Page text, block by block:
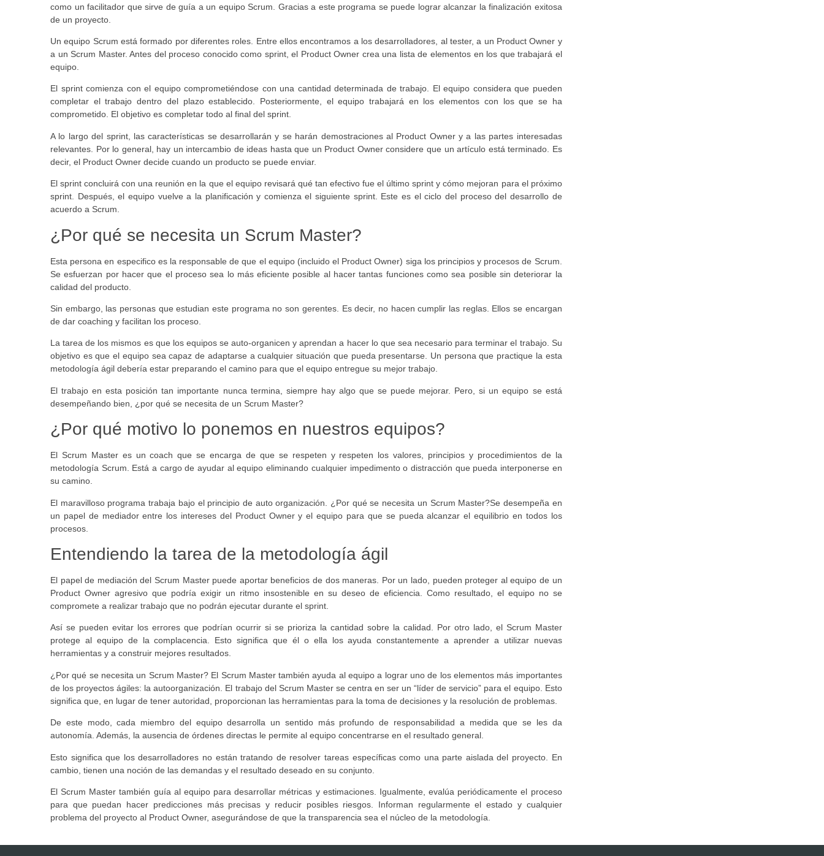
como un facilitador que sirve de guía a un equipo Scrum. Gracias a este programa se puede lograr alcanzar la finalización exitosa
de un proyecto.
Un equipo Scrum está formado por diferentes roles. Entre ellos encontramos a los desarrolladores, al tester, a un Product Owner y
a un Scrum Master. Antes del proceso conocido como sprint, el Product Owner crea una lista de elementos en los que trabajará el
equipo.
El sprint comienza con el equipo comprometiéndose con una cantidad determinada de trabajo. El equipo considera que pueden
completar el trabajo dentro del plazo establecido. Posteriormente, el equipo trabajará en los elementos con los que se ha
comprometido. El objetivo es completar todo al final del sprint.
A lo largo del sprint, las características se desarrollarán y se harán demostraciones al Product Owner y a las partes interesadas
relevantes. Por lo general, hay un intercambio de ideas hasta que un Product Owner considere que un artículo está terminado. Es
decir, el Product Owner decide cuando un producto se puede enviar.
El sprint concluirá con una reunión en la que el equipo revisará qué tan efectivo fue el último sprint y cómo mejoran para el próximo
sprint. Después, el equipo vuelve a la planificación y comienza el siguiente sprint. Este es el ciclo del proceso del desarrollo de
acuerdo a Scrum.
¿Por qué se necesita un Scrum Master?
Esta persona en especifico es la responsable de que el equipo (incluido el Product Owner) siga los principios y procesos de Scrum.
Se esfuerzan por hacer que el proceso sea lo más eficiente posible al hacer tantas funciones como sea posible sin deteriorar la
calidad del producto.
Sin embargo, las personas que estudian este programa no son gerentes. Es decir, no hacen cumplir las reglas. Ellos se encargan
de dar coaching y facilitan los proceso.
La tarea de los mismos es que los equipos se auto-organicen y aprendan a hacer lo que sea necesario para terminar el trabajo. Su
objetivo es que el equipo sea capaz de adaptarse a cualquier situación que pueda presentarse. Un persona que practique la esta
metodología ágil debería estar preparando el camino para que el equipo entregue su mejor trabajo.
El trabajo en esta posición tan importante nunca termina, siempre hay algo que se puede mejorar. Pero, si un equipo se está
desempeñando bien, ¿por qué se necesita de un Scrum Master?
¿Por qué motivo lo ponemos en nuestros equipos?
El Scrum Master es un coach que se encarga de que se respeten y respeten los valores, principios y procedimientos de la
metodología Scrum. Está a cargo de ayudar al equipo eliminando cualquier impedimento o distracción que pueda interponerse en
su camino.
El maravilloso programa trabaja bajo el principio de auto organización. ¿Por qué se necesita un Scrum Master?Se desempeña en
un papel de mediador entre los intereses del Product Owner y el equipo para que se pueda alcanzar el equilibrio en todos los
procesos.
Entendiendo la tarea de la metodología ágil
El papel de mediación del Scrum Master puede aportar beneficios de dos maneras. Por un lado, pueden proteger al equipo de un
Product Owner agresivo que podría exigir un ritmo insostenible en su deseo de eficiencia. Como resultado, el equipo no se
compromete a realizar trabajo que no podrán ejecutar durante el sprint.
Así se pueden evitar los errores que podrían ocurrir si se prioriza la cantidad sobre la calidad. Por otro lado, el Scrum Master
protege al equipo de la complacencia. Esto significa que él o ella los ayuda constantemente a aprender a utilizar nuevas
herramientas y a construir mejores resultados.
¿Por qué se necesita un Scrum Master? El Scrum Master también ayuda al equipo a lograr uno de los elementos más importantes
de los proyectos ágiles: la autoorganización. El trabajo del Scrum Master se centra en ser un “líder de servicio” para el equipo. Esto
significa que, en lugar de tener autoridad, proporcionan las herramientas para la toma de decisiones y la resolución de problemas.
De este modo, cada miembro del equipo desarrolla un sentido más profundo de responsabilidad a medida que se les da
autonomía. Además, la ausencia de órdenes directas le permite al equipo concentrarse en el resultado general.
Esto significa que los desarrolladores no están tratando de resolver tareas específicas como una parte aislada del proyecto. En
cambio, tienen una noción de las demandas y el resultado deseado en su conjunto.
El Scrum Master también guía al equipo para desarrollar métricas y estimaciones. Igualmente, evalúa periódicamente el proceso
para que puedan hacer predicciones más precisas y reducir posibles riesgos. Informan regularmente el estado y cualquier
problema del proyecto al Product Owner, asegurándose de que la transparencia sea el núcleo de la metodología.